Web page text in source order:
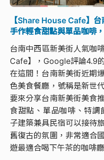
【Share House Cafe】
手作輕食甜點與單品咖啡
台南中西區新美街人氣咖
Cafe】，Google評論4.9
在這間！台南新美街近期
色美食餐廳，號稱是新世
要來分享台南新美街美食
食甜點、單品咖啡、特
子建築兼具民宿可以接待
舊復古的氛圍，非常適合
遊最適合喝下午茶的咖啡廳